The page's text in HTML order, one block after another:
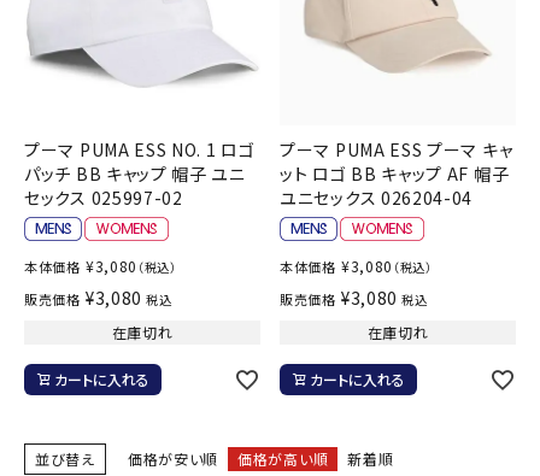
プーマ PUMA ESS NO. 1 ロゴ
パッチ BB キャップ 帽子 ユニ
セックス 025997-02
本体価格 ¥3,080 （税込）
販売価格 ¥3,080 税込
在庫切れ
カートに入れる
プーマ PUMA ESS プーマ キャ
ット ロゴ BB キャップ AF 帽子
ユニセックス 026204-04
本体価格 ¥3,080 （税込）
販売価格 ¥3,080 税込
在庫切れ
カートに入れる
並び替え 価格が安い順 価格が高い順 新着順